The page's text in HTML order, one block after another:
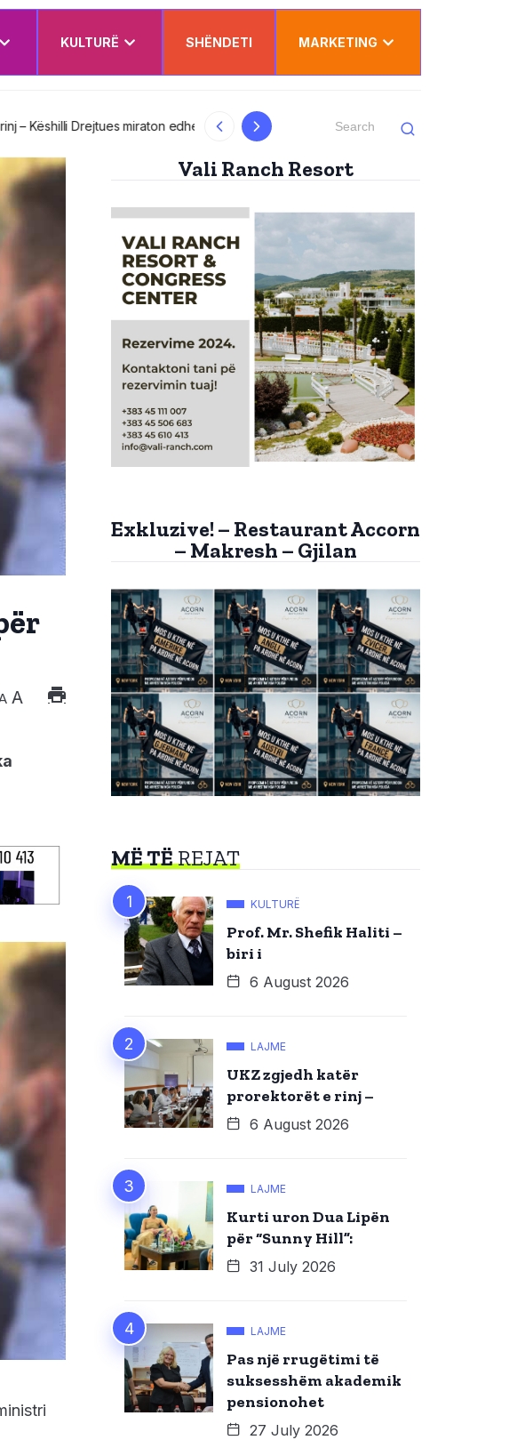
KULTURË SHËNDETI MARKETING
e Veprimit Institucional Kurti uron Dua Lipën për “Sunny Hill”:
A
Vali Ranch Resort
Exkluzive! – Restaurant Accorn
– Makresh – Gjilan
MË TËREJAT
KULTURË
Prof. Mr. Shefik Haliti –
biri i
6 August 2026
LAJME
UKZ zgjedh katër
prorektorët e rinj –
6 August 2026
LAJME
Kurti uron Dua Lipën
për “Sunny Hill”:
31 July 2026
LAJME
Pas një rrugëtimi të
suksesshëm akademik
pensionohet
27 July 2026